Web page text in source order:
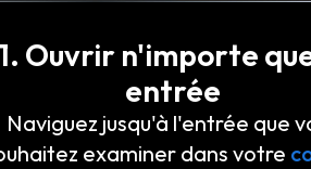
1. Ouvrir n'importe
entrée
Naviguez jusqu'à l'entrée que
examiner dans votre